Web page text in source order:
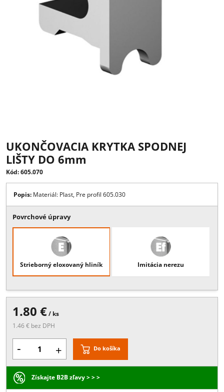
UKONČOVACIA KRYTKA SPODNEJ
LIŠTY DO 6mm
Kód: 605.070
Materiál: Plast, Pre profil 605.030
Povrchové úpravy
Strieborný eloxovaný hliník
1.80 € / ks
1.46 € bez DPH